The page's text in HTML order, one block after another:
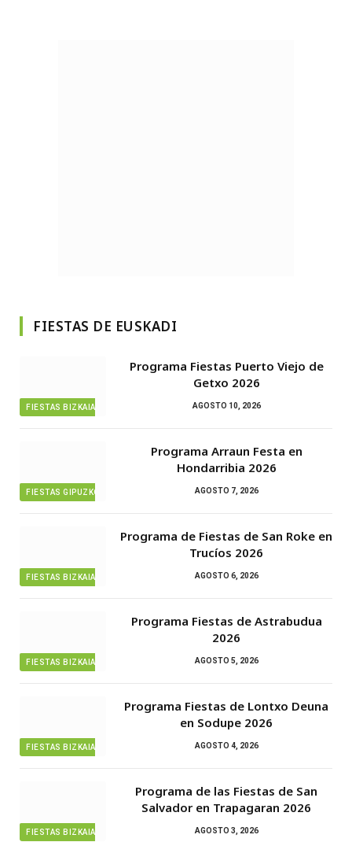
FIESTAS DE EUSKADI
FIESTAS BIZKAIA
Programa Fiestas Puerto Viejo de
Getxo 2026
AGOSTO 10, 2026
FIESTAS GIPUZKOA
Programa Arraun Festa en
Hondarribia 2026
AGOSTO 7, 2026
FIESTAS BIZKAIA
Programa de Fiestas de San Roke en
Trucíos 2026
AGOSTO 6, 2026
FIESTAS BIZKAIA
Programa Fiestas de Astrabudua
2026
AGOSTO 5, 2026
FIESTAS BIZKAIA
Programa Fiestas de Lontxo Deuna
en Sodupe 2026
AGOSTO 4, 2026
FIESTAS BIZKAIA
Programa de las Fiestas de San
Salvador en Trapagaran 2026
AGOSTO 3, 2026